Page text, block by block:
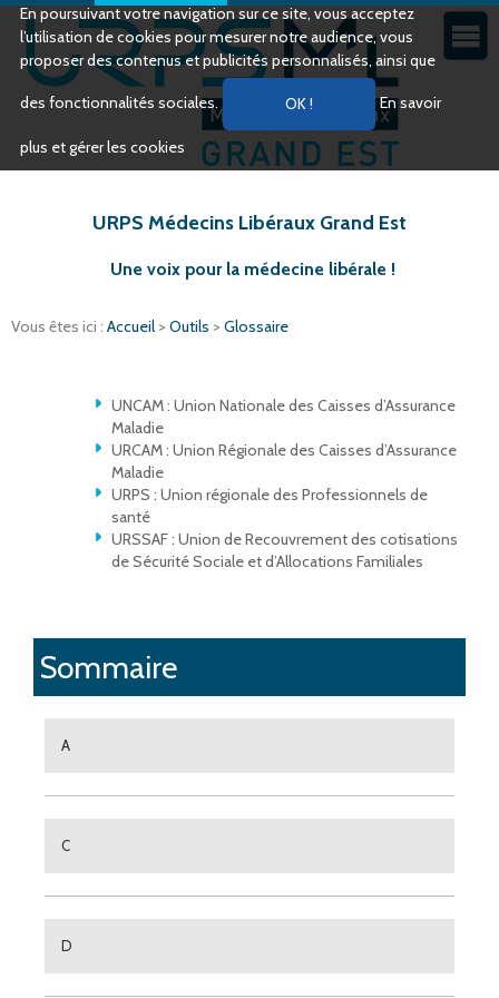
En poursuivant votre navigation sur ce site, vous acceptez
l’utilisation de cookies pour mesurer notre audience, vous
proposer des contenus et publicités personnalisés, ainsi que
des fonctionnalités sociales. En savoir
plus et gérer les cookies
URPS Médecins Libéraux Grand Est
Une voix pour la médecine libérale !
Vous êtes ici : Accueil > Outils > Glossaire
UNCAM : Union Nationale des Caisses d’Assurance
Maladie
URCAM : Union Régionale des Caisses d’Assurance
Maladie
URPS : Union régionale des Professionnels de
santé
URSSAF : Union de Recouvrement des cotisations
de Sécurité Sociale et d’Allocations Familiales
Sommaire
A
C
D